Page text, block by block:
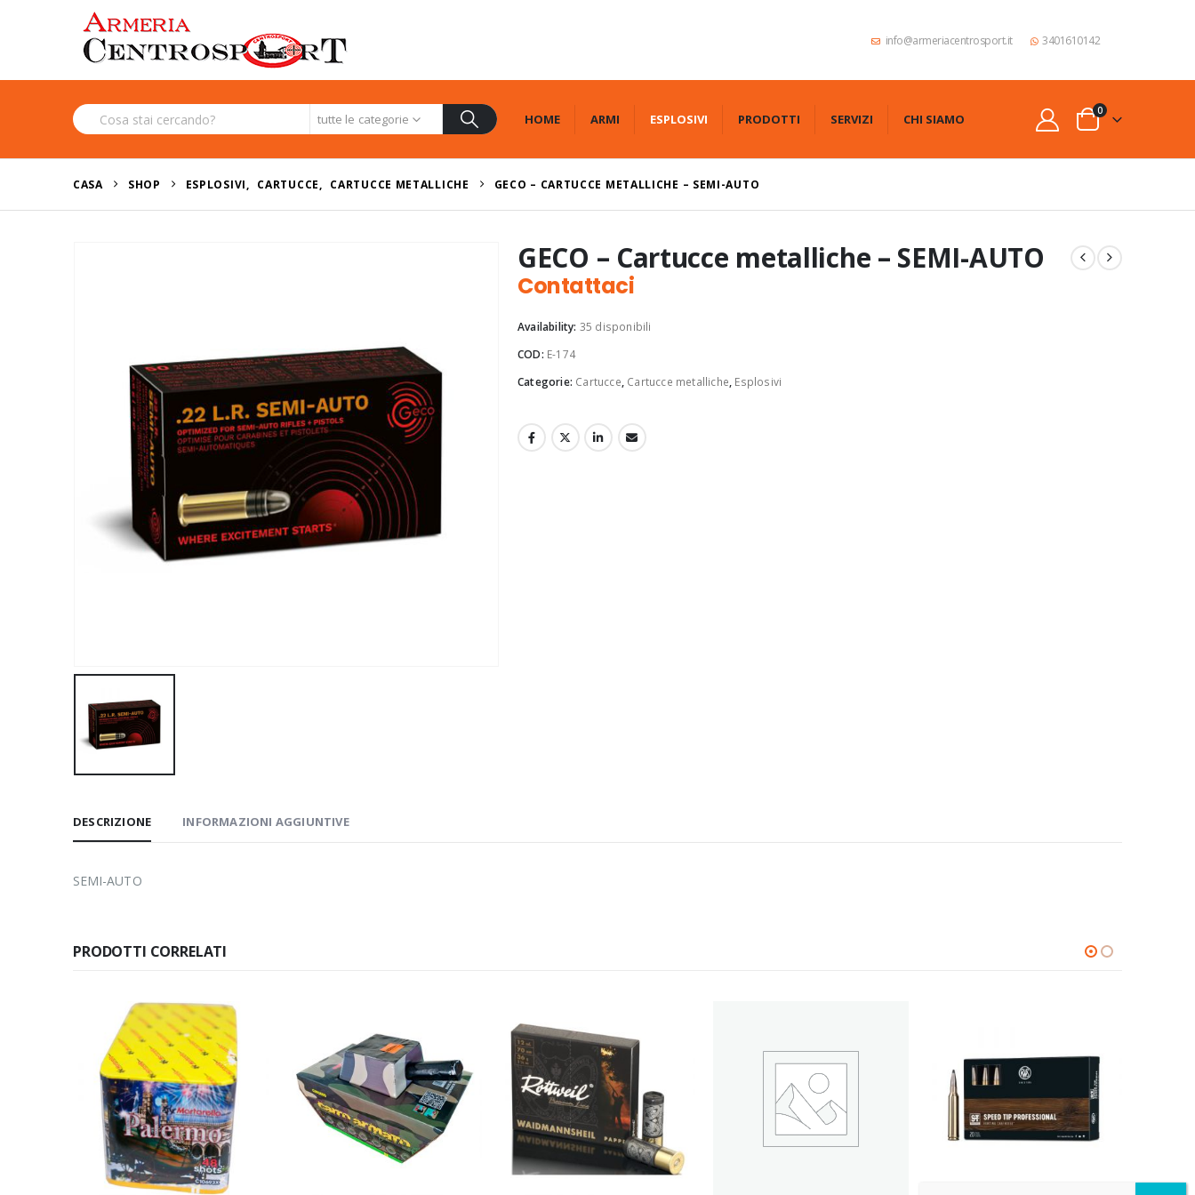
info@armeriacentrosport.it 3401610142
tutte le categorie HOME ARMI ESPLOSIVI PRODOTTI SERVIZI CHI SIAMO
0
CASA SHOP ESPLOSIVI, CARTUCCE, CARTUCCE METALLICHE GECO – CARTUCCE METALLICHE – SEMI-AUTO
GECO – Cartucce metalliche – SEMI-AUTO
Contattaci
Availability: 35 disponibili
COD: E-174
Categorie: Cartucce, Cartucce metalliche, Esplosivi
DESCRIZIONE INFORMAZIONI AGGIUNTIVE
SEMI-AUTO
PRODOTTI CORRELATI